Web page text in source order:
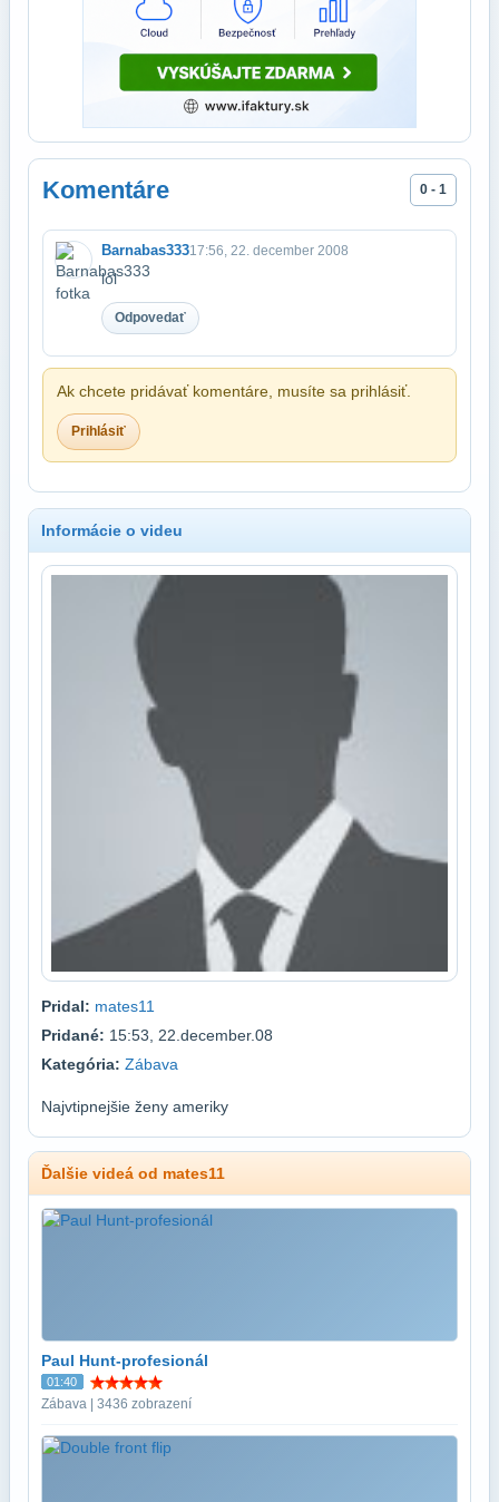
Komentáre 0 - 1
Barnabas33317:56, 22. december 2008
lol
Odpovedať
Ak chcete pridávať komentáre, musíte sa prihlásiť.
Prihlásiť
Informácie o videu
Pridal: mates11
Pridané: 15:53, 22.december.08
Kategória: Zábava
Najvtipnejšie ženy ameriky
Ďalšie videá od mates11
Paul Hunt-profesionál
01:40
Zábava | 3436 zobrazení